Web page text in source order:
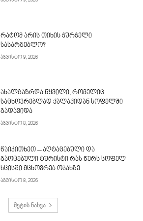
რატომ არის თიხის ჭურჭელი
სასარგებლო?
აგვისტო 9, 2026
ახალგაზრდა წყვილი, რომელიც
საცხოვრებლად ქალაქიდან სოფელში
გადავიდა
აგვისტო 8, 2026
წაიკითხეთ – აღტაცებული და
გაოცებული ტურისტი რას წერს სოფელ
ხცისში მცხოვრებ ოჯახზე
აგვისტო 8, 2026
მეტის ნახვა